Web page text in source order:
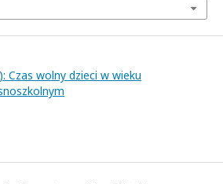
Czas wolny dzieci w wieku